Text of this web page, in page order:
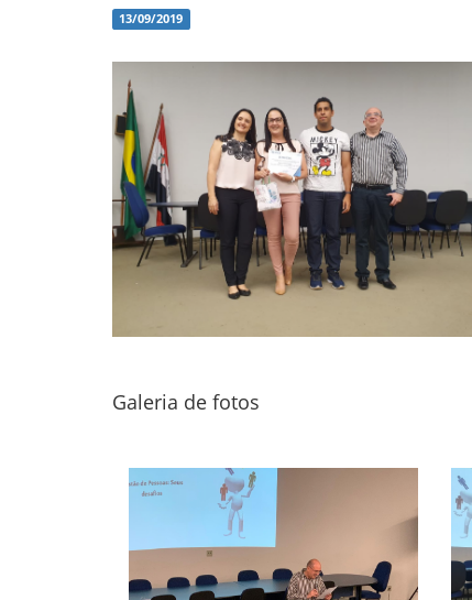
13/09/2019
Galeria de fotos